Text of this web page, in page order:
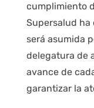
cumplimiento
Supersalud ha
será asumida
delegatura de
avance de
garantizar la